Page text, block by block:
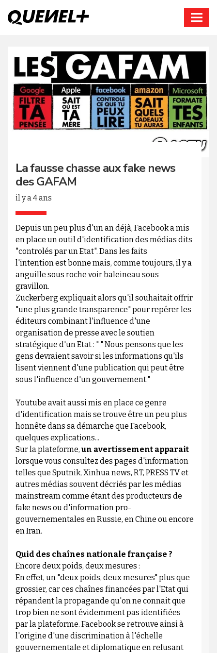
La fausse chasse aux fake news
des GAFAM
il y a 4 ans
Depuis un peu plus d'un an déjà, Facebook a mis
en place un outil d'identification des médias dits
"controlés par un Etat". Dans les faits
l'intention est bonne mais, comme toujours, il y a
anguille sous roche voir baleineau sous
gravillon.
Zuckerberg expliquait alors qu'il souhaitait offrir
"une plus grande transparence" pour repérer les
éditeurs combinant l'influence d'une
organisation de presse avec le soutien
stratégique d'un Etat : " " Nous pensons que les
gens devraient savoir si les informations qu'ils
lisent viennent d'une publication qui peut être
sous l'influence d'un gouvernement."
Youtube avait aussi mis en place ce genre
d'identification mais se trouve être un peu plus
honnête dans sa démarche que Facebook,
quelques explications...
Sur la plateforme, un avertissement apparait
lorsque vous consultez des pages d'information
telles que Sputnik, Xinhua news, RT, PRESS TV et
autres médias souvent décriés par les médias
mainstream comme étant des producteurs de
fake news ou d'information pro-
gouvernementales en Russie, en Chine ou encore
en Iran.
Quid des chaînes nationale française ?
Encore deux poids, deux mesures :
En effet, un "deux poids, deux mesures" plus que
grossier, car ces chaînes financées par l'Etat qui
répandent la propagande qu'on ne connait que
trop bien ne sont évidemment pas identifiées
par la plateforme. Facebook se retrouve ainsi à
l'origine d'une discrimination à l'échelle
gouvernementale et diplomatique en refusant